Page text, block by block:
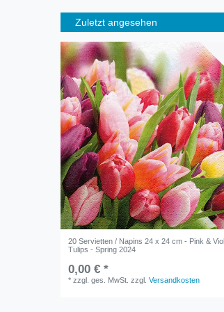
Zuletzt angesehen
20 Servietten / Napins 24 x 24 cm - Pink &
Tulips - Spring 2024
0,00 € *
*zzgl. ges. MwSt. zzgl.Versandkosten